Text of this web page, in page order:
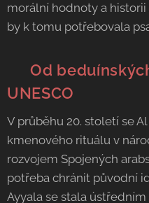
morální hodnoty a
by k tomu potřebovala
🌍 Od
UNESCO
V průběhu 20. století se
kmenového rituálu v
rozvojem Spojených
potřeba chránit původní
Ayyala se stala